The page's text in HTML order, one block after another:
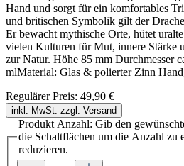
Hand und sorgt für ein komfortables
und britischen Symbolik gilt der
Er bewacht mythische Orte, hütet
vielen Kulturen für Mut, innere Stärke
zur Natur. Höhe 85 mm Durchmesser
mlMaterial: Glas & polierter Zinn
Regulärer Preis: 49,90 €
inkl. MwSt. zzgl. Versand
Produkt Anzahl: Gib den
die Schaltflächen um die Anzahl zu
reduzieren.